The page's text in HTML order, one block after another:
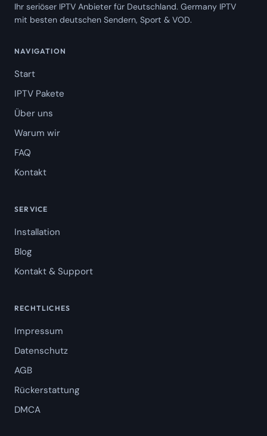
Ihr seriöser IPTV Anbieter für Deutschland. Germany IPTV
mit besten deutschen Sendern, Sport & VOD.
NAVIGATION
Start
IPTV Pakete
Über uns
Warum wir
FAQ
Kontakt
SERVICE
Installation
Blog
Kontakt & Support
RECHTLICHES
Impressum
Datenschutz
AGB
Rückerstattung
DMCA